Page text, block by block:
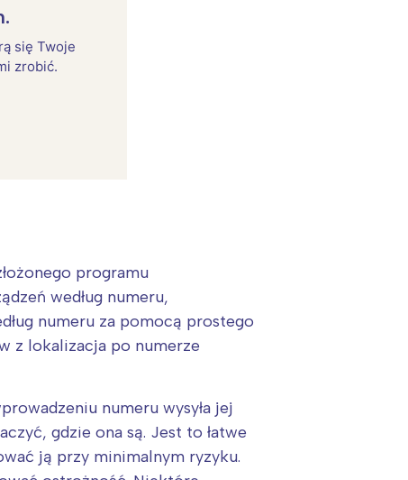
się Twoje
zrobić.
programu
według numeru,
numeru za pomocą prostego
z lokalizacja po numerze
numeru wysyła jej
gdzie ona są. Jest to łatwe
ją przy minimalnym ryzyku.